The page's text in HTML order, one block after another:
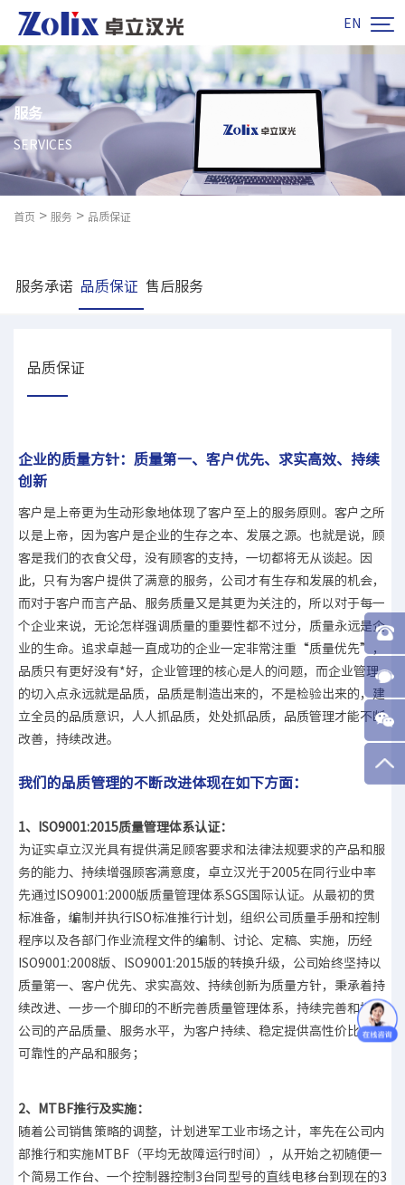
EN 
服务
SERVICES
首页 > 服务 > 品质保证
服务承诺 品质保证 售后服务
品质保证
企业的质量方针：质量第一、客户优先、求实高效、持续
创新
客户是上帝更为生动形象地体现了客户至上的服务原则。客户之所
以是上帝，因为客户是企业的生存之本、发展之源。也就是说，顾
客是我们的衣食父母，没有顾客的支持，一切都将无从谈起。因
此，只有为客户提供了满意的服务，公司才有生存和发展的机会，
而对于客户而言产品、服务质量又是其更为关注的，所以对于每一
个企业来说，无论怎样强调质量的重要性都不过分，质量永远是企
业的生命。追求卓越一直成功的企业一定非常注重“质量优先”，
品质只有更好没有*好，企业管理的核心是人的问题，而企业管理
的切入点永远就是品质，品质是制造出来的，不是检验出来的，建
立全员的品质意识，人人抓品质，处处抓品质，品质管理才能不断
改善，持续改进。
我们的品质管理的不断改进体现在如下方面：
1、ISO9001:2015质量管理体系认证：
为证实卓立汉光具有提供满足顾客要求和法律法规要求的产品和服
务的能力、持续增强顾客满意度，卓立汉光于2005在同行业中率
先通过ISO9001:2000版质量管理体系SGS国际认证。从最初的贯
标准备，编制并执行ISO标准推行计划，组织公司质量手册和控制
程序以及各部门作业流程文件的编制、讨论、定稿、实施，历经
ISO9001:2008版、ISO9001:2015版的转换升级，公司始终坚持以
质量第一、客户优先、求实高效、持续创新为质量方针，秉承着持
续改进、一步一个脚印的不断完善质量管理体系，持续完善和提升
公司的产品质量、服务水平，为客户持续、稳定提供高性价比、高
可靠性的产品和服务；
2、MTBF推行及实施：
随着公司销售策略的调整，计划进军工业市场之计，率先在公司内
部推行和实施MTBF（平均无故障运行时间），从开始之初随便一
个简易工作台、一个控制器控制3台同型号的直线电移台到现在的3